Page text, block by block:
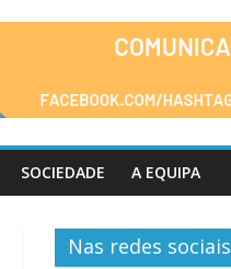
SOCIEDADE A EQUIPA
Nas redes sociais